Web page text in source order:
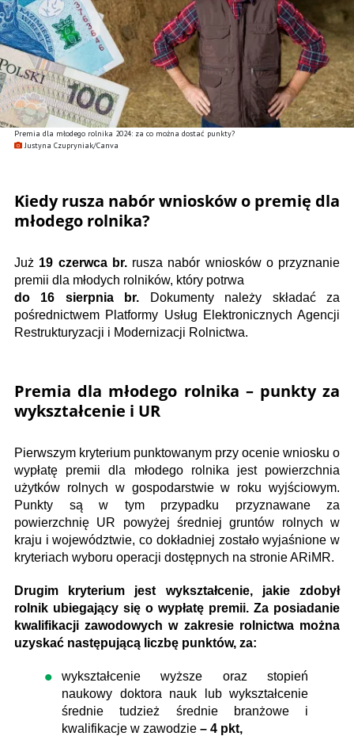
Premia dla młodego rolnika 2024: za co można dostać punkty?
Justyna Czupryniak/Canva
Kiedy rusza nabór wniosków o premię dla
młodego rolnika?
Już 19 czerwca br. rusza nabór wniosków o przyznanie
premii dla młodych rolników, który potrwa
do 16 sierpnia br.
Dokumenty należy składać za
pośrednictwem Platformy Usług Elektronicznych Agencji
Restrukturyzacji i Modernizacji Rolnictwa.
Premia dla młodego rolnika – punkty za
wykształcenie i UR
Pierwszym kryterium punktowanym przy ocenie wniosku o
wypłatę premii dla młodego rolnika jest powierzchnia
użytków rolnych w gospodarstwie w roku wyjściowym.
Punkty są w tym przypadku przyznawane za
powierzchnię UR powyżej średniej gruntów rolnych w
kraju i województwie, co dokładniej zostało wyjaśnione w
kryteriach wyboru operacji dostępnych na stronie ARiMR.
Drugim kryterium jest wykształcenie, jakie zdobył
rolnik ubiegający się o wypłatę premii. Za posiadanie
kwalifikacji zawodowych w zakresie rolnictwa można
uzyskać następującą liczbę punktów, za:
wykształcenie wyższe oraz stopień
naukowy doktora nauk lub wykształcenie
średnie tudzież średnie branżowe i
kwalifikacje w zawodzie – 4 pkt,